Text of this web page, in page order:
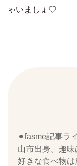
ゃいましょ♡
⚫︎fasme記事ラ
山市出身。趣
好きな食べ物